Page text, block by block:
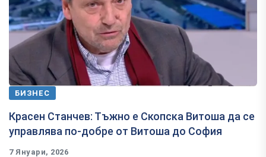
БИЗНЕС
Красен Станчев: Тъжно е Скопска Витоша да се
управлява по-добре от Витоша до София
7 Януари, 2026